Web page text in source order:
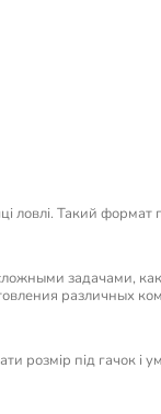
Такий формат
задачами,
различных
розмір під гачок